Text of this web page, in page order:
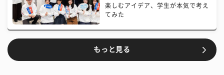
楽しむアイデア、学生が本気で考え
てみた
もっと見る